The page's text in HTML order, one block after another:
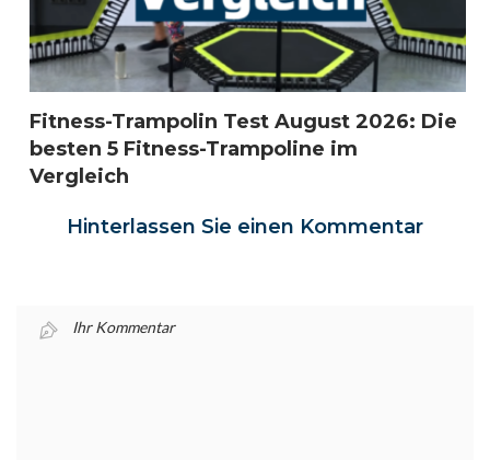
Fitness-Trampolin Test August 2026: Die
besten 5 Fitness-Trampoline im
Vergleich
Hinterlassen Sie einen Kommentar